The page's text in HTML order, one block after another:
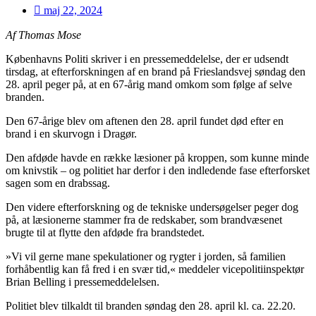
maj 22, 2024
Af Thomas Mose
Københavns Politi skriver i en pressemeddelelse, der er udsendt
tirsdag, at efterforskningen af en brand på Frieslandsvej søndag den
28. april peger på, at en 67-årig mand omkom som følge af selve
branden.
Den 67-årige blev om aftenen den 28. april fundet død efter en
brand i en skurvogn i Dragør.
Den afdøde havde en række læsioner på kroppen, som kunne minde
om knivstik – og politiet har derfor i den indledende fase efterforsket
sagen som en drabssag.
Den videre efterforskning og de tekniske undersøgelser peger dog
på, at læsionerne stammer fra de redskaber, som brandvæsenet
brugte til at flytte den afdøde fra brandstedet.
»Vi vil gerne mane spekulationer og rygter i jorden, så familien
forhåbentlig kan få fred i en svær tid,« meddeler vicepolitiinspektør
Brian Belling i pressemeddelelsen.
Politiet blev tilkaldt til branden søndag den 28. april kl. ca. 22.20.